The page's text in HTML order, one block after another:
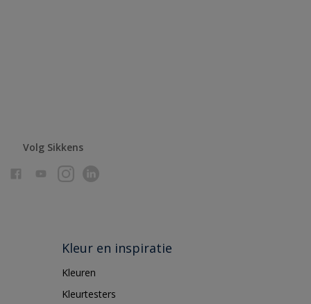
Volg Sikkens
Kleur en inspiratie
Kleuren
Kleurtesters